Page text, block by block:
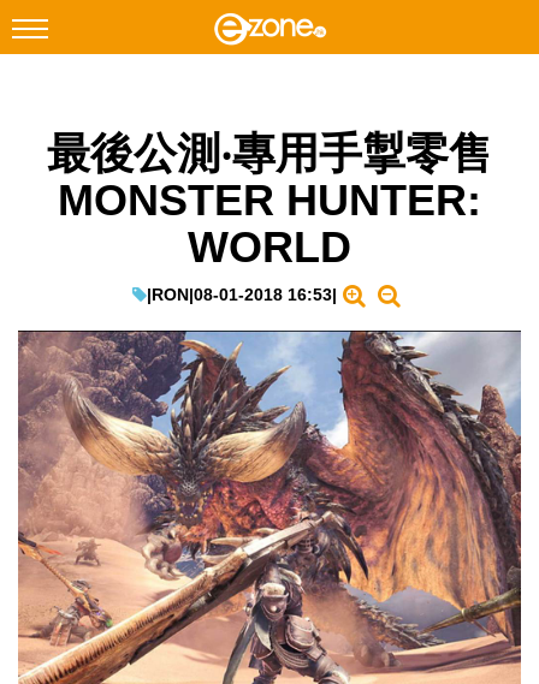
Facebook Instagram
科技焦點
教學評測
EduTech
IT Times
生成式AI與雲端應用
Enterprise Digital Transformation
特集
最後公測‧專用手掣零售
MONSTER HUNTER:
WORLD
|RON|08-01-2018 16:53|